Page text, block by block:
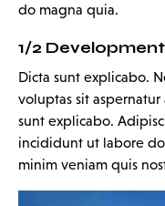
do magna quia.
1/2 Development
Dicta sunt explicabo.
voluptas sit
sunt explicabo.
incididunt ut labore
minim veniam quis